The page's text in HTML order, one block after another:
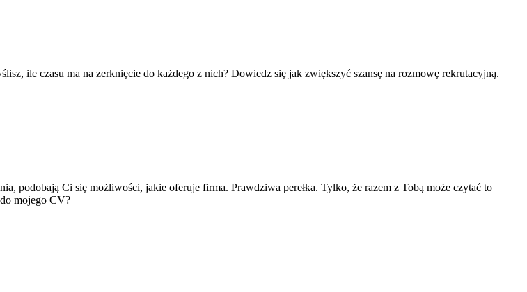
ile czasu ma na zerknięcie do każdego z nich? Dowiedz się jak zwiększyć szansę na rozmowę rekrutacyjną.
podobają Ci się możliwości, jakie oferuje firma. Prawdziwa perełka. Tylko, że razem z Tobą może czytać to
mojego CV?